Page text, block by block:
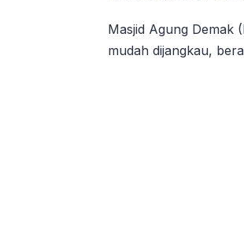
Masjid Agung Demak
mudah dijangkau,